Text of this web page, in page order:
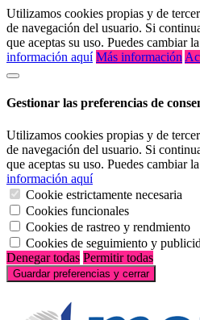
Utilizamos cookies propias y de
de navegación del usuario. Si
que aceptas su uso. Puedes cambiar
información aquí Más información
Gestionar las preferencias de
Utilizamos cookies propias y de
de navegación del usuario. Si
que aceptas su uso. Puedes cambiar
información aquí
Cookie estrictamente necesaria
Cookies funcionales
Cookies de rastreo y rendmiento
Cookies de seguimiento y
Denegar todas Permitir todas
Guardar preferencias y cerrar